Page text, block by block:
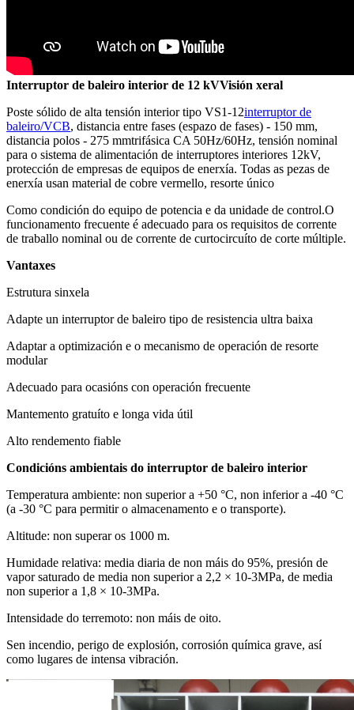
Interruptor de baleiro interior de 12 kVVisión xeral
Poste sólido de alta tensión interior tipo VS1-12interruptor de
baleiro/VCB, distancia entre fases (espazo de fases) - 150 mm,
distancia polos - 275 mmtrifásica CA 50Hz/60Hz, tensión nominal
para o sistema de alimentación de interruptores interiores 12kV,
protección de empresas de equipos de enerxía. Todas as pezas de
enerxía usan material de cobre vermello, resorte único
Como condición do equipo de potencia e da unidade de control.O
funcionamento frecuente é adecuado para os requisitos de corrente
de traballo nominal ou de corrente de curtocircuíto de corte múltiple.
Vantaxes
Estrutura sinxela
Adapte un interruptor de baleiro tipo de resistencia ultra baixa
Adaptar a optimización e o mecanismo de operación de resorte
modular
Adecuado para ocasións con operación frecuente
Mantemento gratuíto e longa vida útil
Alto rendemento fiable
Condicións ambientais do interruptor de baleiro interior
Temperatura ambiente: non superior a +50 °C, non inferior a -40 °C
(a -30 °C para permitir o almacenamento e o transporte).
Altitude: non superar os 1000 m.
Humidade relativa: media diaria de non máis do 95%, presión de
vapor saturado de media non superior a 2,2 × 10-3MPa, de media
non superior a 1,8 × 10-3MPa.
Intensidade do terremoto: non máis de oito.
Sen incendio, perigo de explosión, corrosión química grave, así
como lugares de intensa vibración.